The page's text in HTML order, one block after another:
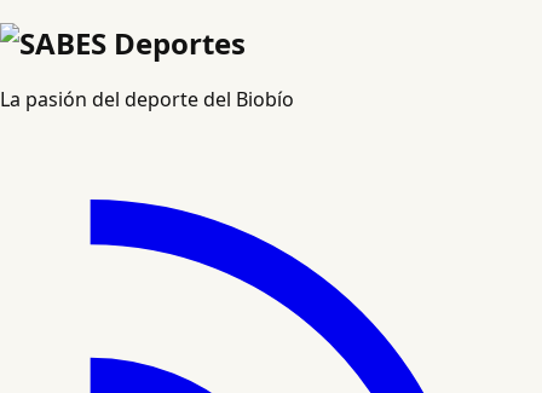
La pasión del deporte del Biobío